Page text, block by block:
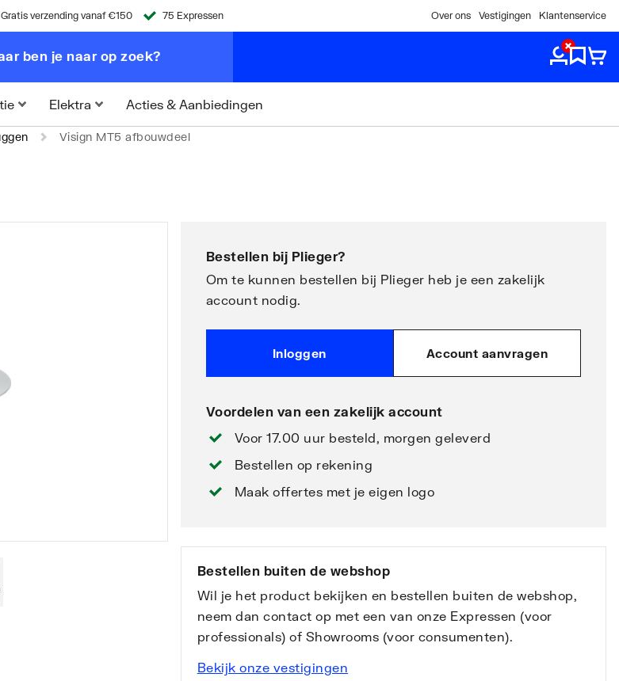
Gratis verzending vanaf €150 75 Expressen Over ons Vestigingen Klantenservice
Elektra Acties & Aanbiedingen
Visign MT5 afbouwdeel
Bestellen bij Plieger?
Om te kunnen bestellen bij Plieger heb je een zakelijk
account nodig.
Inloggen Account aanvragen
Voordelen van een zakelijk account
Voor 17.00 uur besteld, morgen geleverd
Bestellen op rekening
Maak offertes met je eigen logo
Bestellen buiten de webshop
Wil je het product bekijken en bestellen buiten de webshop,
neem dan contact op met een van onze Expressen (voor
professionals) of Showrooms (voor consumenten).
Bekijk onze vestigingen